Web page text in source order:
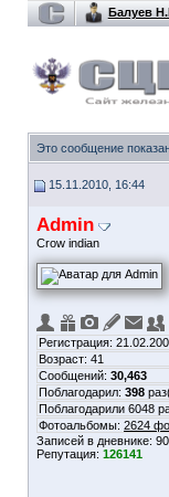
Балуев
Это сообщение
15.11.2010, 16:44
Admin
Crow indian
Регистрация:
Возраст: 41
Сообщений: 30,463
Поблагодарил: 398
Поблагодарили 6048
Фотоальбомы: 2624
Записей в дневнике:
Репутация: 126141